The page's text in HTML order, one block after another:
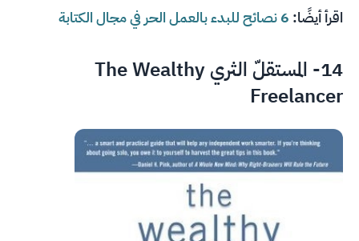
اقرأ أيضًا: 6 نصائح للبدء بالعمل الحر في مجال الكتابة
14- المستقلّ الثري The Wealthy
Freelancer